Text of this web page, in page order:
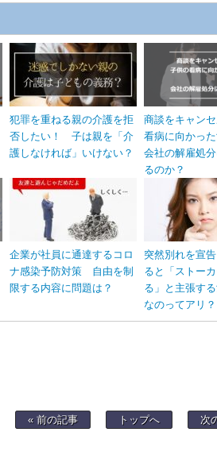
犯罪を重ねる親の介護を拒
否したい！ 子は親を「介
護しなければ」いけない？
商談をキャン
看病に向かっ
会社の解雇処
るのか？
企業が社員に通達するコロ
ナ感染予防対策 自由を制
限する内容に問題は？
突然別れを宣
ると「ストー
る」と主張す
なのってアリ？
« 前の記事 トップへ 次